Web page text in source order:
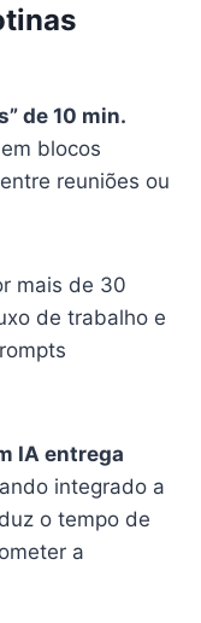
de 10 min.
blocos
reuniões ou
mais de 30
de trabalho e
IA entrega
integrado a
o tempo de
a